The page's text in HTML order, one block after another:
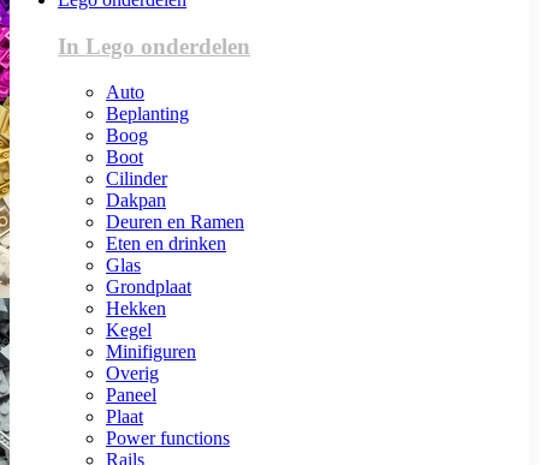
In Lego onderdelen
Auto
Beplanting
Boog
Boot
Cilinder
Dakpan
Deuren en Ramen
Eten en drinken
Glas
Grondplaat
Hekken
Kegel
Minifiguren
Overig
Paneel
Plaat
Power functions
Rails